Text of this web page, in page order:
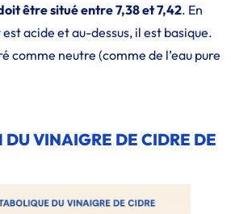
être situé entre 7,38 et 7,42. En
est acide et au-dessus, il est basique.
comme neutre (comme de l’eau pure
DU VINAIGRE DE CIDRE DE